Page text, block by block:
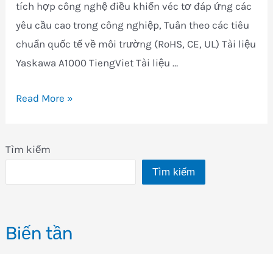
Tìm kiếm
Tìm kiếm
Biến tần
tích hợp công nghệ điều khiển véc tơ đáp ứng các
yêu cầu cao trong công nghiệp, Tuân theo các tiêu
chuẩn quốc tế về môi trường (RoHS, CE, UL) Tài liệu
Yaskawa A1000 TiengViet Tài liệu …
Sửa
bán
A1000
Read More »